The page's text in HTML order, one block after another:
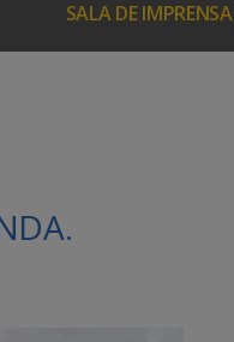
SALA DE IMPRENSA